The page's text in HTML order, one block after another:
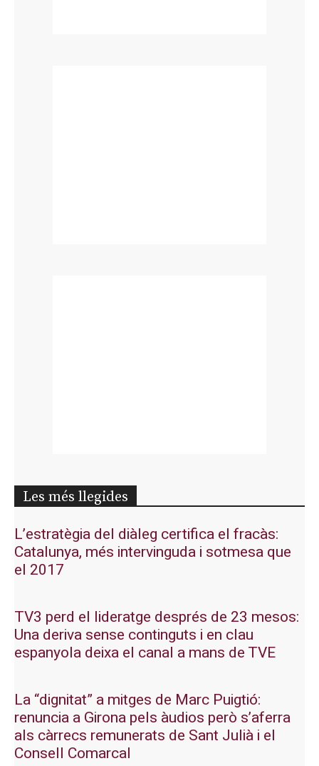
Les més llegides
L’estratègia del diàleg certifica el fracàs:
Catalunya, més intervinguda i sotmesa que
el 2017
TV3 perd el lideratge després de 23 mesos:
Una deriva sense continguts i en clau
espanyola deixa el canal a mans de TVE
La “dignitat” a mitges de Marc Puigtió:
renuncia a Girona pels àudios però s’aferra
als càrrecs remunerats de Sant Julià i el
Consell Comarcal